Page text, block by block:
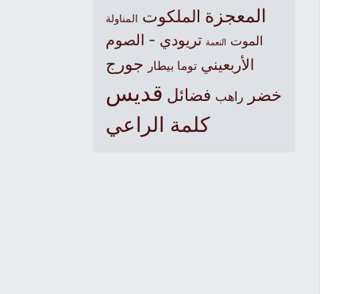
المعجزة الملكوت المناولة
الموت النعمة تريودي - الصوم
الأربعيني توما بيطار جورج
خضر راهب فضائل قديس
كلمة الراعي